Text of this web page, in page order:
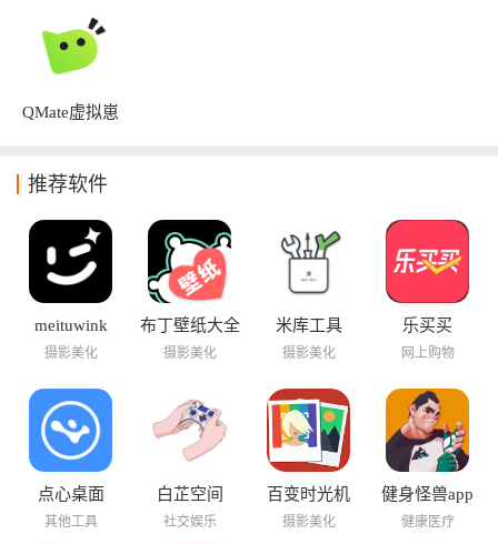
QMate虚拟崽
推荐软件
meituwink
摄影美化
布丁壁纸大全
摄影美化
米库工具
摄影美化
乐买买
网上购物
点心桌面
其他工具
白芷空间
社交娱乐
百变时光机
摄影美化
健身怪兽app
健康医疗